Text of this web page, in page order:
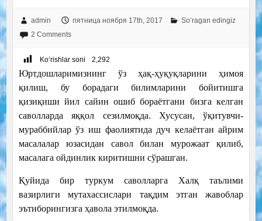
admin пятница ноября 17th, 2017
So‘ragan edingiz
2 Comments
Ko‘rishlar soni 2,292
Юртдошларимизнинг ўз ҳақ-ҳуқуқларини ҳимоя
қилиш, бу борадаги билимларини бойитишга
қизиқиши йил сайин ошиб бораётгани бизга келган
саволларда яққол сезилмоқда. Хусусан, ўқитувчи-
мураббийлар ўз иш фаолиятида дуч келаётган айрим
масалалар юзасидан савол билан мурожаат қилиб,
масалага ойдинлик киритишни сўрашган.
Қуйида бир туркум саволларга Халқ таълими
вазирлиги мутахассислари тақдим этган жавоблар
эътиборингизга ҳавола этилмоқда.